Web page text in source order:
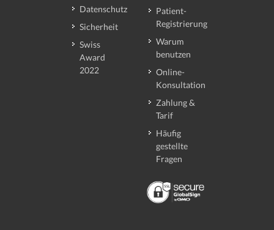
Datenschutz
Sicherheit
Swiss
Award
2022
Patient-
Registrierung
Warum
benutzen
Online-
Konsultation
Zahlung &
Tarif
Häufig
gestellte
Fragen